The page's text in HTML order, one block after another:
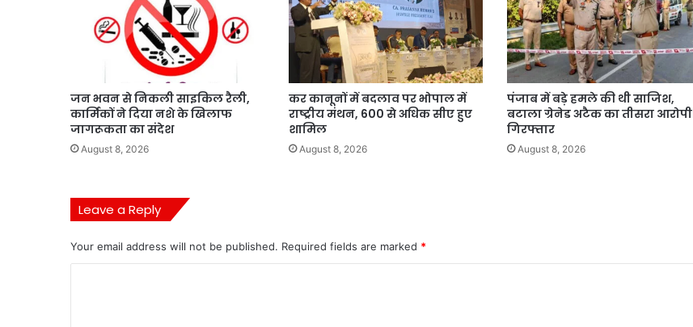
जन भवन से निकली साइकिल रैली,
कार्मिकों ने दिया नशे के खिलाफ
जागरूकता का संदेश
August 8, 2026
कर कानूनों में बदलाव पर भोपाल में
राष्ट्रीय मंथन, 600 से अधिक सीए हुए
शामिल
August 8, 2026
पंजाब में बड़े हमले की थी साजिश,
बटाला ग्रेनेड अटैक का तीसरा आरोपी
गिरफ्तार
August 8, 2026
Leave a Reply
Your email address will not be published. Required fields are marked *